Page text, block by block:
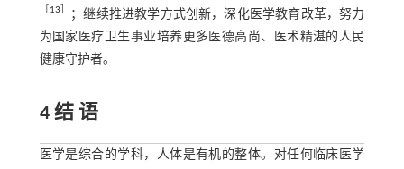
［13］
；继续推进教学方式创新，深化医学教育改革，努力
为国家医疗卫生事业培养更多医德高尚、医术精湛的人民
健康守护者。
4 结 语
医学是综合的学科，人体是有机的整体。对任何临床医学